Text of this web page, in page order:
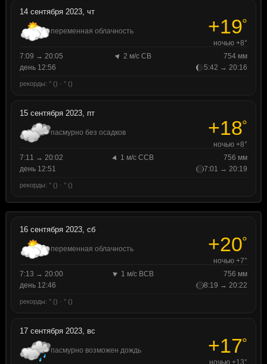
14 сентября 2023, чт
переменная облачность +19°
ночью +8°
7:09 → 20:05
2 м/с СВ
754 мм
день 12:56
5:42 → 20:16
рекорды: ° () · ° ()
15 сентября 2023, пт
пасмурно без осадков +18°
ночью +8°
7:11 → 20:02
1 м/с ССВ
756 мм
день 12:51
7:01 → 20:19
рекорды: ° () · ° ()
16 сентября 2023, сб
переменная облачность +20°
ночью +7°
7:13 → 20:00
1 м/с ВСВ
756 мм
день 12:46
8:19 → 20:22
рекорды: ° () · ° ()
17 сентября 2023, вс
пасмурно возможен дождь +17°